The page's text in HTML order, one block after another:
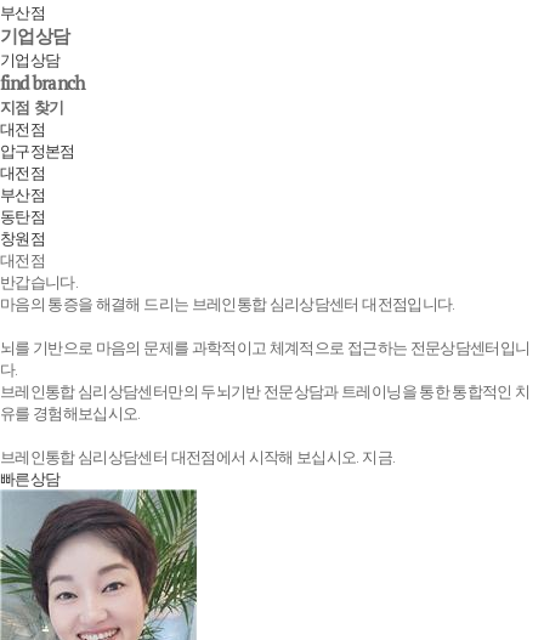
부산점
기업상담
기업상담
find branch
지점 찾기
대전점
압구정본점
대전점
부산점
동탄점
창원점
대전점
반갑습니다.
마음의 통증을 해결해 드리는 브레인통합 심리상담센터 대전점입니다.
뇌를 기반으로 마음의 문제를 과학적이고 체계적으로 접근하는 전문상담센터입니
다.
브레인통합 심리상담센터만의 두뇌기반 전문상담과 트레이닝을 통한 통합적인 치
유를 경험해보십시오.
브레인통합 심리상담센터 대전점에서 시작해 보십시오. 지금.
빠른상담